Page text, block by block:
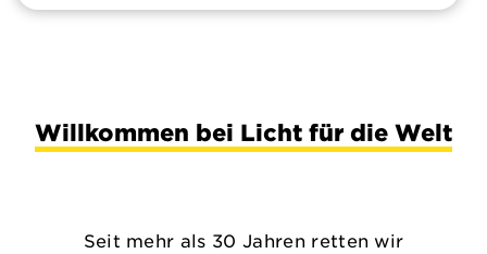
Willkommen bei Licht für die Welt
Seit mehr als 30 Jahren retten wir